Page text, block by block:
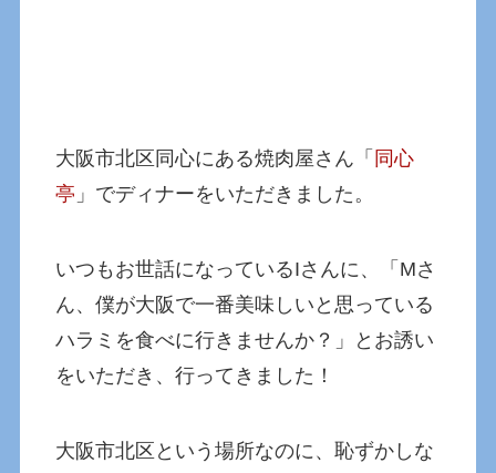
大阪市北区同心にある焼肉屋さん「 同心
亭 」でディナーをいただきました。
いつもお世話になっているIさんに、「Mさ
ん、僕が大阪で一番美味しいと思っている
ハラミを食べに行きませんか？」とお誘い
をいただき、行ってきました！
大阪市北区という場所なのに、恥ずかしな